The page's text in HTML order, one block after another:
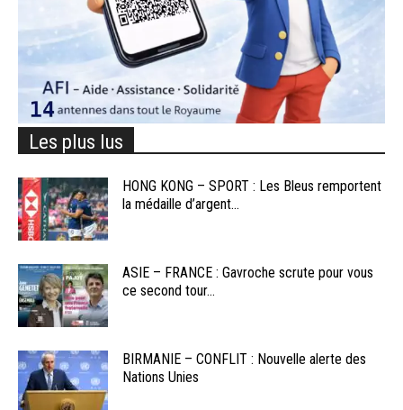
Les plus lus
HONG KONG – SPORT : Les Bleus remportent
la médaille d’argent...
ASIE – FRANCE : Gavroche scrute pour vous
ce second tour...
BIRMANIE – CONFLIT : Nouvelle alerte des
Nations Unies